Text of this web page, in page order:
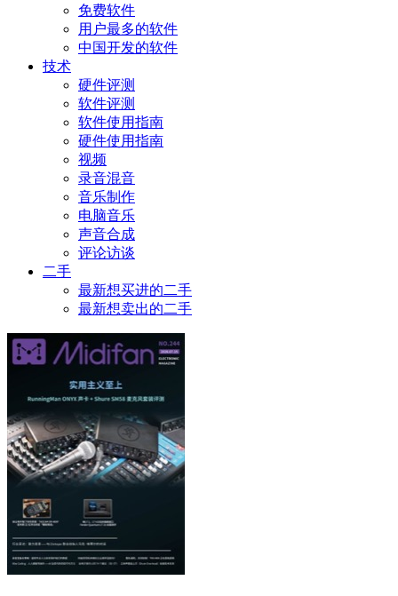
免费软件
用户最多的软件
中国开发的软件
技术
硬件评测
软件评测
软件使用指南
硬件使用指南
视频
录音混音
音乐制作
电脑音乐
声音合成
评论访谈
二手
最新想买进的二手
最新想卖出的二手